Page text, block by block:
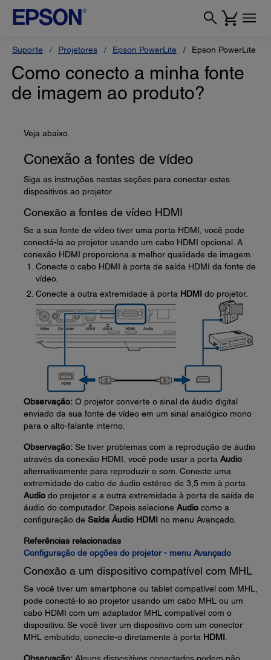
Suporte Projetores Epson PowerLite Epson PowerLite
Como conecto a minha fonte
de imagem ao produto?
Veja abaixo.
Conexão a fontes de vídeo
Siga as instruções nestas seções para conectar estes
dispositivos ao projetor.
Conexão a fontes de vídeo HDMI
Se a sua fonte de vídeo tiver uma porta HDMI, você pode
conectá-la ao projetor usando um cabo HDMI opcional. A
conexão HDMI proporciona a melhor qualidade de imagem.
Conecte o cabo HDMI à porta de saída HDMI da fonte de
vídeo.
Conecte a outra extremidade à porta HDMI do projetor.
Observação: O projetor converte o sinal de áudio digital
enviado da sua fonte de vídeo em um sinal analógico mono
para o alto-falante interno.
Observação: Se tiver problemas com a reprodução de áudio
através da conexão HDMI, você pode usar a porta Audio
alternativamente para reproduzir o som. Conecte uma
extremidade do cabo de áudio estéreo de 3,5 mm à porta
Audio do projetor e a outra extremidade à porta de saída de
áudio do computador. Depois selecione Audio como a
configuração de Saída Áudio HDMI no menu Avançado.
Referências relacionadas
Configuração de opções do projetor - menu Avançado
Conexão a um dispositivo compatível com MHL
Se você tiver um smartphone ou tablet compatível com MHL,
pode conectá-lo ao projetor usando um cabo MHL ou um
cabo HDMI com um adaptador MHL compatível com o
dispositivo. Se você tiver um dispositivo com um conector
MHL embutido, conecte-o diretamente à porta HDMI